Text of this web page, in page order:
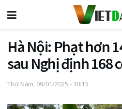
Hà Nội: Phạt hơn
sau Nghị định 168
Thứ Năm, 09/01/2025 - 10:13